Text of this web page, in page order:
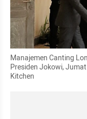
Manajemen Canting
Presiden Jokowi,
Kitchen